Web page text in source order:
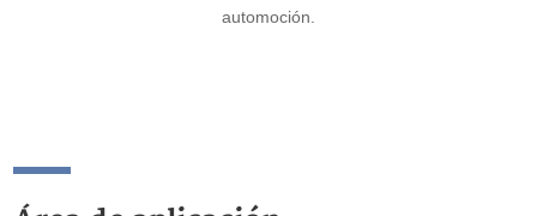
automoción.